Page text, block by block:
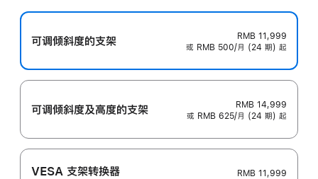
可调倾斜度的支架
RMB 11,999
或 RMB 500/月 (24 期) 起
可调倾斜度及高‍度的支‍架
RMB 14,999
或 RMB 625/月 (24 期) 起
VESA 支架转换器
RMB 11,999